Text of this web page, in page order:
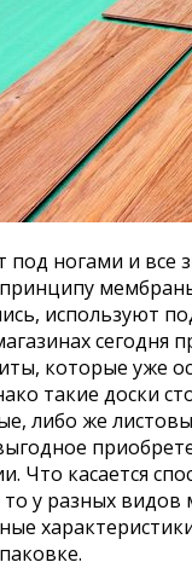
под ногами и все
используют
сегодня
которые уже
такие доски
либо же
Что касается
у разных видов